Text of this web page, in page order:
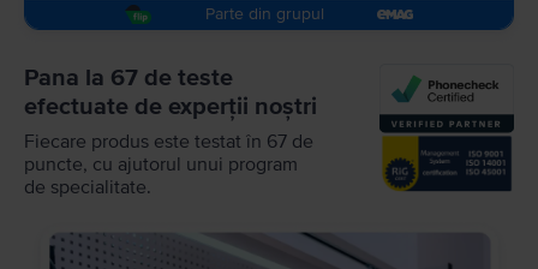
Parte din grupul
Pana la 67 de teste
efectuate de experții noștri
Fiecare produs este testat în 67 de
puncte, cu ajutorul unui program
de specialitate.